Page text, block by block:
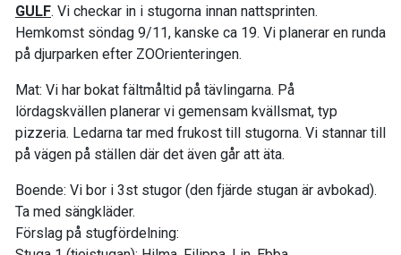
GULF. Vi checkar in i stugorna innan nattsprinten.
Hemkomst söndag 9/11, kanske ca 19. Vi planerar en runda
på djurparken efter ZOOrienteringen.
Mat: Vi har bokat fältmåltid på tävlingarna. På
lördagskvällen planerar vi gemensam kvällsmat, typ
pizzeria. Ledarna tar med frukost till stugorna. Vi stannar till
på vägen på ställen där det även går att äta.
Boende: Vi bor i 3st stugor (den fjärde stugan är avbokad).
Ta med sängkläder.
Förslag på stugfördelning: